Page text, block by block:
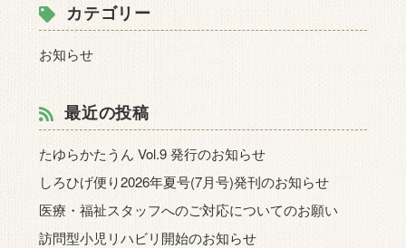
カテゴリー
お知らせ
最近の投稿
たゆらかたうん Vol.9 発行のお知らせ
しろひげ便り2026年夏号(7月号)発刊のお知らせ
医療・福祉スタッフへのご対応についてのお願い
訪問型小児リハビリ開始のお知らせ